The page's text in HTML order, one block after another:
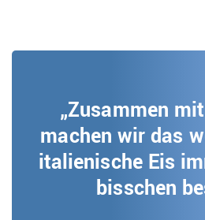
„Zusammen
machen wir das
italienische Eis
bisschen